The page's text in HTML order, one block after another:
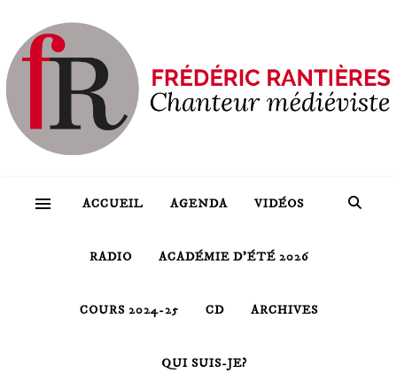
ACCUEIL AGENDA VIDÉOS
RADIO ACADÉMIE D’ÉTÉ 2026
COURS 2024-25 CD ARCHIVES
QUI SUIS-JE?